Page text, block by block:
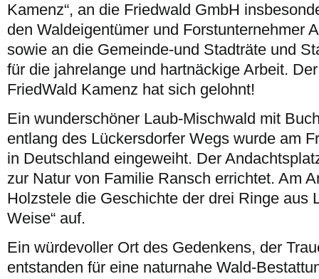
Kamenz“, an die Friedwald GmbH
den Waldeigentümer und Forstunternehmer
sowie an die Gemeinde-und Stadträte und
für die jahrelange und hartnäckige Arbeit.
FriedWald Kamenz hat sich gelohnt!
Ein wunderschöner Laub-Mischwald mit
entlang des Lückersdorfer Wegs wurde am
in Deutschland eingeweiht. Der
zur Natur von Familie Ransch errichtet. Am
Holzstele die Geschichte der drei Ringe aus
Weise“ auf.
Ein würdevoller Ort des Gedenkens, der
entstanden für eine naturnahe Wald-